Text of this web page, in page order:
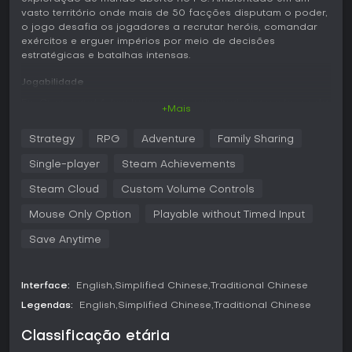
vasto território onde mais de 50 facções disputam o poder,
o jogo desafia os jogadores a recrutar heróis, comandar
exércitos e erguer impérios por meio de decisões
estratégicas e batalhas intensas.
Jogabilidade
de 50 personagens, cada um com habilidades únicas, e
investe em relações para integrá-los ao seu grupo. Os
posiciona soldados, direciona ataques de esquadrões em
em batalhas em larga escala com milhares de tropas.
O desenvolvimento de personagens parte de 8 classes
estratégia. Ao conquistar territórios, o foco muda para
gerenciamento, como erguer construções, expandir a
vão de quests simples a confrontos com bosses, todas
entrelaçadas a uma narrativa de crises e lendas forjadas.
+Mais
Strategy RPG Adventure Family Sharing
Single-player Steam Achievements
Steam Cloud Custom Volume Controls
Mouse Only Option Playable without Timed Input
Save Anytime
Interface: English Simplified Chinese Traditional Chinese
Legendas: English Simplified Chinese Traditional Chinese
Classificação etária